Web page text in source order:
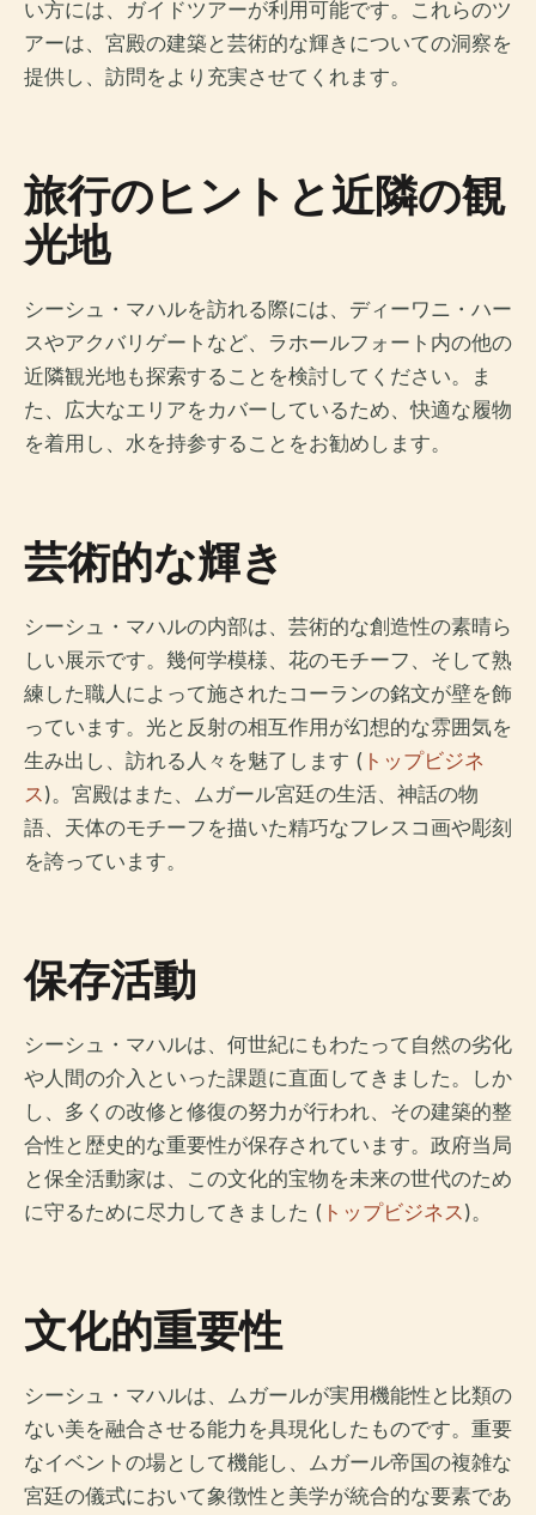
い方には、ガイドツアーが利用可能です。これらのツ
アーは、宮殿の建築と芸術的な輝きについての洞察を
提供し、訪問をより充実させてくれます。
旅行のヒントと近隣の観
光地
シーシュ・マハルを訪れる際には、ディーワニ・ハー
スやアクバリゲートなど、ラホールフォート内の他の
近隣観光地も探索することを検討してください。ま
た、広大なエリアをカバーしているため、快適な履物
を着用し、水を持参することをお勧めします。
芸術的な輝き
シーシュ・マハルの内部は、芸術的な創造性の素晴ら
しい展示です。幾何学模様、花のモチーフ、そして熟
練した職人によって施されたコーランの銘文が壁を飾
っています。光と反射の相互作用が幻想的な雰囲気を
生み出し、訪れる人々を魅了します ( トップビジネ
ス )。宮殿はまた、ムガール宮廷の生活、神話の物
語、天体のモチーフを描いた精巧なフレスコ画や彫刻
を誇っています。
保存活動
シーシュ・マハルは、何世紀にもわたって自然の劣化
や人間の介入といった課題に直面してきました。しか
し、多くの改修と修復の努力が行われ、その建築的整
合性と歴史的な重要性が保存されています。政府当局
と保全活動家は、この文化的宝物を未来の世代のため
に守るために尽力してきました ( トップビジネス )。
文化的重要性
シーシュ・マハルは、ムガールが実用機能性と比類の
ない美を融合させる能力を具現化したものです。重要
なイベントの場として機能し、ムガール帝国の複雑な
宮廷の儀式において象徴性と美学が統合的な要素であ